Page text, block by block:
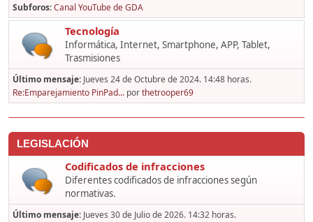
Subforos Canal YouTube de GDA
Tecnología
Informática, Internet, Smartphone, APP, Tablet,
Trasmisiones
Último mensaje: Jueves 24 de Octubre de 2024. 14:48 horas.
Re:Emparejamiento PinPad... porthetrooper69
LEGISLACIÓN
Codificados de infracciones
Diferentes codificados de infracciones según
normativas.
Último mensaje: Jueves 30 de Julio de 2026. 14:32 horas.